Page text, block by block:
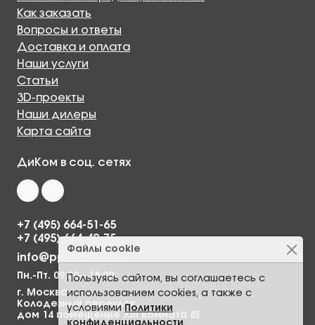
Файлы cookie
Пользуясь сайтом, вы соглашаетесь с
использованием cookies, а также с
условиями Политики
конфиденциальности .
Как заказать
Вопросы и ответы
Доставка и оплата
Наши услуги
Статьи
3D-проекты
Наши дилеры
Карта сайта
ДиКом в соц. сетях
+7 (495) 664-51-65
+7 (495) 664-49-75
info@ppkdikom.ru
Пн.-Пт. 09:00—18:00
г. Москва,
Колодезный переулок,
дом 14 помещение XIII комната 8Е